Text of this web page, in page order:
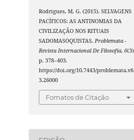
Rodrigues, M. G. (2015). SELVAGENS
PACÍFICOS: AS ANTINOMIAS DA
CIVILIZAÇÃO NOS RITUAIS
SADOMASOQUISTAS.Problemata -
Revista Internacional De Filosofia,6
p. 378–403.
https://doi.org/10.7443/
3.26000
Fomatos de Citação